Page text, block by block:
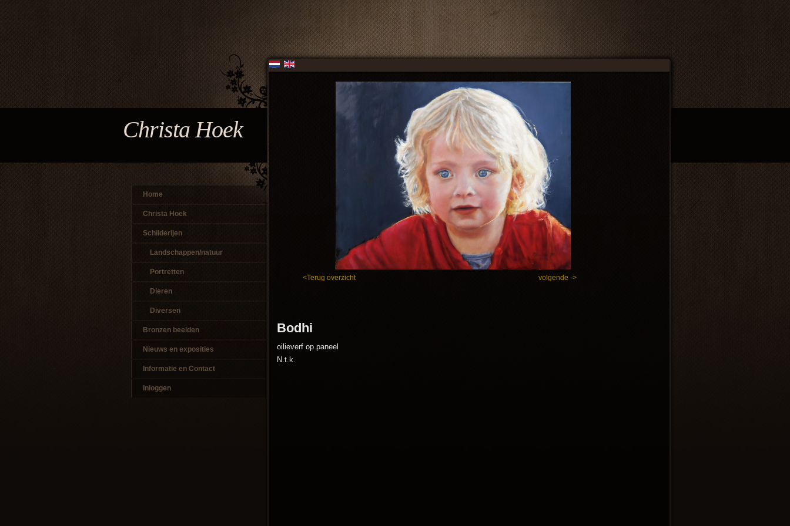
Christa Hoek
Home
Christa Hoek
Schilderijen
Landschappen/natuur
Portretten
Dieren
Diversen
Bronzen beelden
Nieuws en exposities
Informatie en Contact
Inloggen
<Terug overzicht volgende ->
Bodhi
oilieverf op paneel
N.t.k.